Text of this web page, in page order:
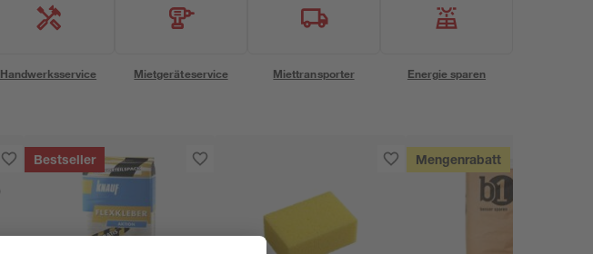
Handwerksservice Mietgeräteservice Miettransporter Energie sparen
Bestseller Mengenrabatt